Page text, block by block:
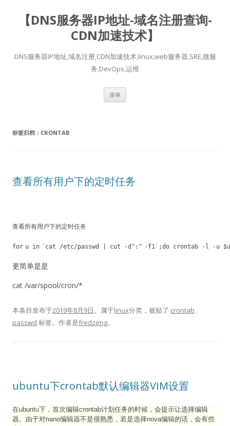
【DNS服务器IP地址-域名注册查询-
CDN加速技术】
DNS服务器IP地址,域名注册,CDN加速技术,linux,web服务器,SRE,微服
务,DevOps,运维
菜单
标签归档： CRONTAB
查看所有用户下的定时任务
查看所有用户下的定时任务
for u in `cat /etc/passwd | cut -d ":" -f1`;do crontab - l -u
更简单是是
cat /var/spool/cron/*
本条目发布于2019年8月9日。属于linux分类，被贴了 crontab、
passwd 标签。 作者是fredzeng。
ubuntu下crontab默认编辑器VIM设置
在ubuntu下，首次编辑crontab计划任务的时候，会提示让选择编辑
器。由于对nano编辑器不是很熟悉，若是选择nova编辑的话，会有些